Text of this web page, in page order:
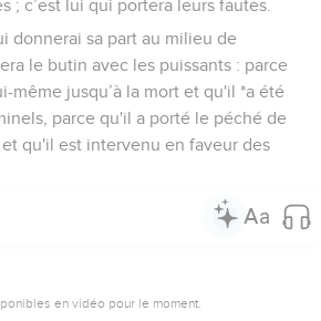
; c’est lui qui portera leurs fautes.
donnerai sa part au milieu de
le butin avec les puissants : parce
même jusqu’à la mort et qu'il *a été
parce qu'il a porté le péché de
qu'il est intervenu en faveur des
en vidéo pour le moment.